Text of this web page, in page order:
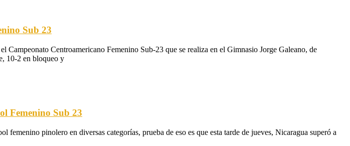
Sub 23
Centroamericano Femenino Sub-23 que se realiza en el Gimnasio Jorge Galeano, de
10-2 en bloqueo y
Femenino Sub 23
femenino pinolero en diversas categorías, prueba de eso es que esta tarde de jueves, Nicaragua superó a